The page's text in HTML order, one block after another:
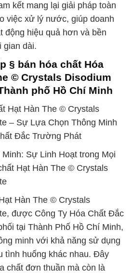
kết mang lại giải pháp toàn
việc xử lý nước, giúp doanh
động hiệu quả hơn và bền
gian dài.
§ bán hóa chất Hóa
© Crystals Disodium
phố Hồ Chí Minh
Hạt Hàn The © Crystals
– Sự Lựa Chọn Thông Minh
Đắc Trường Phát
Sự Linh Hoạt trong Mọi
Hạt Hàn The © Crystals
Hàn The © Crystals
được Công Ty Hóa Chất Đắc
tại Thành Phố Hồ Chí Minh,
minh với khả năng sử dụng
tình huống khác nhau. Đây
chất đơn thuần mà còn là